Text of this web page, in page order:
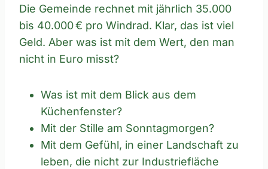
Die Gemeinde rechnet mit jährlich 35.000
bis 40.000 € pro Windrad. Klar, das ist viel
Geld. Aber was ist mit dem Wert, den man
nicht in Euro misst?
Was ist mit dem Blick aus dem
Küchenfenster?
Mit der Stille am Sonntagmorgen?
Mit dem Gefühl, in einer Landschaft zu
leben, die nicht zur Industriefläche